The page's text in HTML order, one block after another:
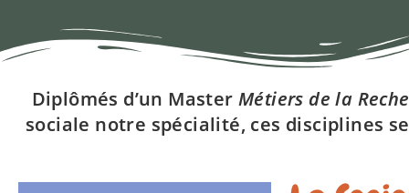
Diplômés d’un MasterMétiers de la
sociale notre spécialité, ces disciplines